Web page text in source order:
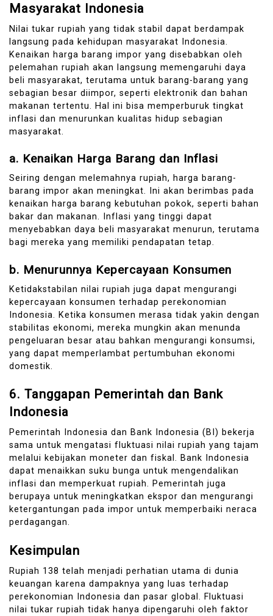
Masyarakat Indonesia
Nilai tukar rupiah yang tidak stabil dapat berdampak
langsung pada kehidupan masyarakat Indonesia.
Kenaikan harga barang impor yang disebabkan oleh
pelemahan rupiah akan langsung memengaruhi daya
beli masyarakat, terutama untuk barang-barang yang
sebagian besar diimpor, seperti elektronik dan bahan
makanan tertentu. Hal ini bisa memperburuk tingkat
inflasi dan menurunkan kualitas hidup sebagian
masyarakat.
a. Kenaikan Harga Barang dan Inflasi
Seiring dengan melemahnya rupiah, harga barang-
barang impor akan meningkat. Ini akan berimbas pada
kenaikan harga barang kebutuhan pokok, seperti bahan
bakar dan makanan. Inflasi yang tinggi dapat
menyebabkan daya beli masyarakat menurun, terutama
bagi mereka yang memiliki pendapatan tetap.
b. Menurunnya Kepercayaan Konsumen
Ketidakstabilan nilai rupiah juga dapat mengurangi
kepercayaan konsumen terhadap perekonomian
Indonesia. Ketika konsumen merasa tidak yakin dengan
stabilitas ekonomi, mereka mungkin akan menunda
pengeluaran besar atau bahkan mengurangi konsumsi,
yang dapat memperlambat pertumbuhan ekonomi
domestik.
6. Tanggapan Pemerintah dan Bank
Indonesia
Pemerintah Indonesia dan Bank Indonesia (BI) bekerja
sama untuk mengatasi fluktuasi nilai rupiah yang tajam
melalui kebijakan moneter dan fiskal. Bank Indonesia
dapat menaikkan suku bunga untuk mengendalikan
inflasi dan memperkuat rupiah. Pemerintah juga
berupaya untuk meningkatkan ekspor dan mengurangi
ketergantungan pada impor untuk memperbaiki neraca
perdagangan.
Kesimpulan
Rupiah 138 telah menjadi perhatian utama di dunia
keuangan karena dampaknya yang luas terhadap
perekonomian Indonesia dan pasar global. Fluktuasi
nilai tukar rupiah tidak hanya dipengaruhi oleh faktor